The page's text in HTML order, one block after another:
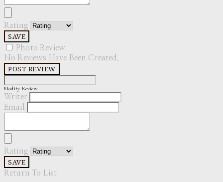
Rating
SAVE
Photo Review
No Reviews Have Been Created.
POST REVIEW
Modify Review
Writer
Email
Rating
SAVE
Return To List